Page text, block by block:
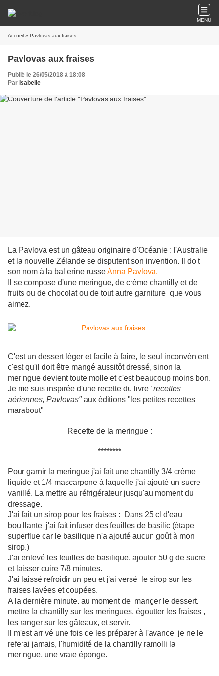
MENU
Accueil » Pavlovas aux fraises
Pavlovas aux fraises
Publié le 26/05/2018 à 18:08
Par Isabelle
La Pavlova est un gâteau originaire d'Océanie : l'Australie
et la nouvelle Zélande se disputent son invention. Il doit
son nom à la ballerine russeAnna Pavlova.
Il se compose d'une meringue, de crème chantilly et de
fruits ou de chocolat ou de tout autre garniture que vous
aimez.
C'est un dessert léger et facile à faire, le seul inconvénient
c'est qu'il doit être mangé aussitôt dressé, sinon la
meringue devient toute molle et c'est beaucoup moins bon.
Je me suis inspirée d'une recette du livre "recettes
aériennes, Pavlovas"aux éditions "les petites recettes
marabout"
Recette de la meringue :
********
Pour garnir la meringue j'ai fait une chantilly 3/4 crème
liquide et 1/4 mascarpone à laquelle j'ai ajouté un sucre
vanillé. La mettre au réfrigérateur jusqu'au moment du
dressage.
J'ai fait un sirop pour les fraises : Dans 25 cl d'eau
bouillante j'ai fait infuser des feuilles de basilic (étape
superflue car le basilique n'a ajouté aucun goût à mon
sirop.)
J'ai enlevé les feuilles de basilique, ajouter 50 g de sucre
et laisser cuire 7/8 minutes.
J'ai laissé refroidir un peu et j'ai versé le sirop sur les
fraises lavées et coupées.
A la dernière minute, au moment de manger le dessert,
mettre la chantilly sur les meringues, égoutter les fraises ,
les ranger sur les gâteaux, et servir.
Il m'est arrivé une fois de les préparer à l'avance, je ne le
referai jamais, l'humidité de la chantilly ramolli la
meringue, une vraie éponge.